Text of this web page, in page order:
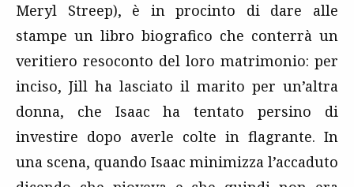
Meryl Streep), è in procinto di dare alle
stampe un libro biografico che conterrà un
veritiero resoconto del loro matrimonio: per
inciso, Jill ha lasciato il marito per un’altra
donna, che Isaac ha tentato persino di
investire dopo averle colte in flagrante. In
una scena, quando Isaac minimizza l’accaduto